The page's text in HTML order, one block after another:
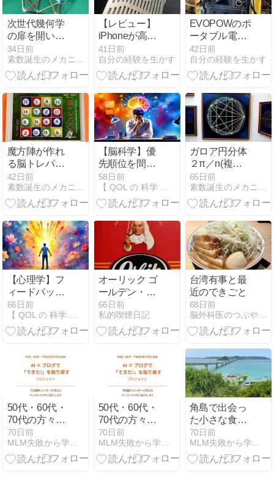
底解剖！
次世代幾何学
の扉を開いた
２１世紀の数
学教育体験 ワ
ークショップ
分多面体&魔
方陣のDNAね
こパズル
34日前
【レビュー】
iPhoneが高級
オーディオ
に？アルミ製
ケースに変え
新品を買った
ような感動だ
った。
41日前
自分の経験を生かす
EVOPOWのポ
ータブル電源
を2年半使い
倒してわかっ
た本音レビュ
と600Whの使
い分けと驚き
のサポート体
制
42日前
自分の経験を生かす
魔方陣が作れ
る脳トレパズ
ル完成！ ねこ
パズル魔方陣
メイカー
42日前
【脳科学】優
先順位を間違
わない自己実
現のルール
58日前
ガロア円分体
２π／n(複素
数体)とオイラ
ーの公式e ^iθ
＝cosθ＋i sinθ
数論の真値の
三角関係完全
解明！
65日前
【心理学】フ
ィードバック
への恐怖を克
服！批判を
「最強の武
の修正術
66日前
【 QOL の 科学 】Ku-Blog
オーリック ゴ
ールデン・ス
ライスド
66日前
私的喫煙日記
台湾有事と最
近のできごと
68日前
脳外科医のつぶやき（心のビタミン）
50代・60代・
70代の方々の
ための 『AI×
ブログで“でき
た!”を取り戻
70日前
MLM失敗から学んだ人逆転！シニア主婦でもできる
50代・60代・
70代の方々の
ための 『AI×
ブログで“でき
た!”を取り戻
70日前
MLM失敗から学んだ人逆転！シニア主婦でもできる
角島で出会っ
た小さな食堂
と、主人の一
言に涙が出そ
うになった話
70日前
MLM失敗から学んだ人逆転！シニア主婦でもできる